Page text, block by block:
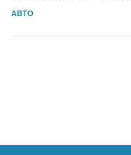
АВТО